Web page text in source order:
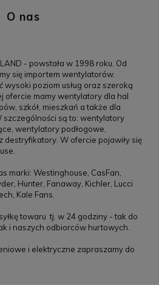
O nas
- powstała w 1998 roku. Od
się importem wentylatorów.
wysoki poziom usług oraz szeroką
ofercie mamy wentylatory dla hal
szkół, mieszkań a także dla
szczególności są to: wentylatory
wentylatory podłogowe,
destryfikatory. W ofercie pojawiły się
marki: Westinghouse, CasFan,
Hunter, Fanaway, Kichler, Lucci
Kale Fans.
towaru tj. w 24 godziny - tak do
i naszych odbiorców hurtowych.
i elektryczne zapraszamy do